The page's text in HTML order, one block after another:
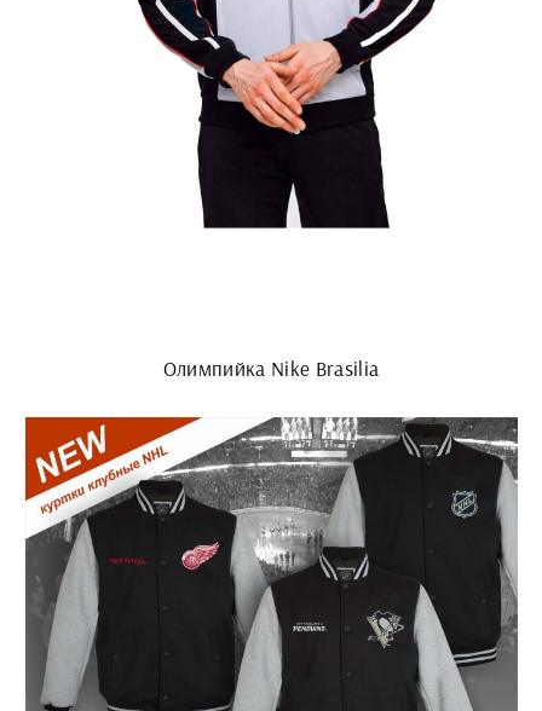
Олимпийка Nike Brasilia